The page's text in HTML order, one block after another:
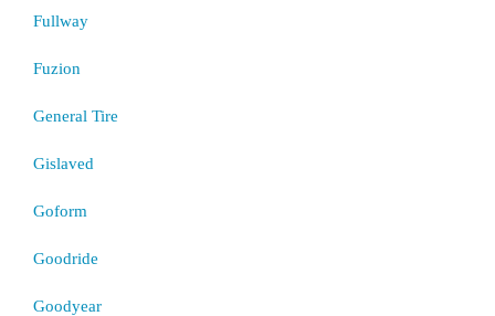
Fullway
Fuzion
General Tire
Gislaved
Goform
Goodride
Goodyear